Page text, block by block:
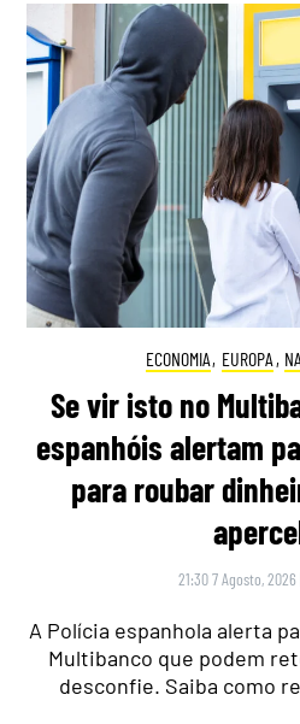
ECONOMIA, EUROPA ,
Se vir isto no
espanhóis alertam
para roubar
21:30 7 Agosto, 2026
A Polícia espanhola alerta
Multibanco que podem
desconfie. Saiba como